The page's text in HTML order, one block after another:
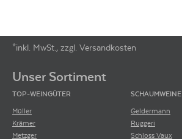
*inkl. MwSt., zzgl. Versandkosten
Unser Sortiment
TOP-WEINGÜTER
Müller
Krämer
Metzger
SCHAUMWEINE
Geldermann
Ruggeri
Schloss Vaux